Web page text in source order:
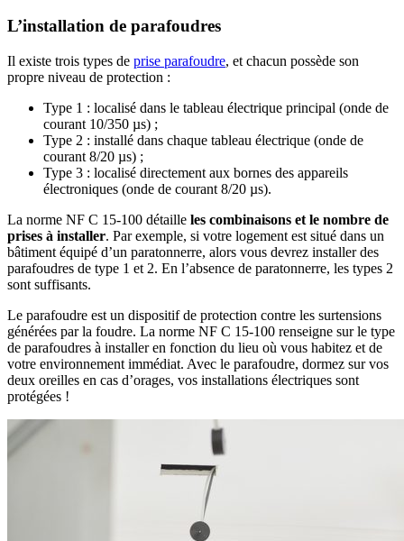
L’installation de parafoudres
Il existe trois types de prise parafoudre, et chacun possède son
propre niveau de protection :
Type 1 : localisé dans le tableau électrique principal (onde de
courant 10/350 µs) ;
Type 2 : installé dans chaque tableau électrique (onde de
courant 8/20 µs) ;
Type 3 : localisé directement aux bornes des appareils
électroniques (onde de courant 8/20 µs).
La norme NF C 15-100 détaille les combinaisons et le nombre de
prises à installer. Par exemple, si votre logement est situé dans un
bâtiment équipé d’un paratonnerre, alors vous devrez installer des
parafoudres de type 1 et 2. En l’absence de paratonnerre, les types 2
sont suffisants.
Le parafoudre est un dispositif de protection contre les surtensions
générées par la foudre. La norme NF C 15-100 renseigne sur le type
de parafoudres à installer en fonction du lieu où vous habitez et de
votre environnement immédiat. Avec le parafoudre, dormez sur vos
deux oreilles en cas d’orages, vos installations électriques sont
protégées !